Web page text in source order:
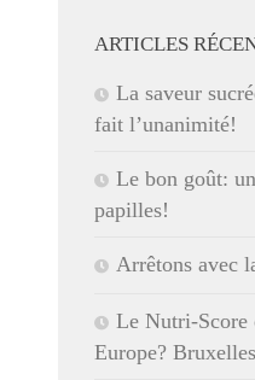
ARTICLES
La saveur
fait l’unanimité!
Le bon goût:
papilles!
Arrêtons avec
Le Nutri-Score
Europe?